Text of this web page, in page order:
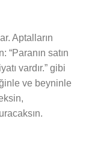
Aptalların
“Paranın satın
vardır.” gibi
ve beyninle